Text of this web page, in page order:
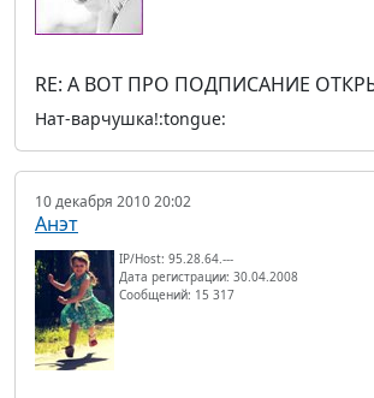
RE: А ВОТ ПРО ПОДПИСАНИЕ
Нат-варчушка!:tongue:
10 декабря 2010 20:02
Анэт
IP/Host: 95.28.64.---
Дата регистрации: 30.04.2008
Сообщений: 15 317